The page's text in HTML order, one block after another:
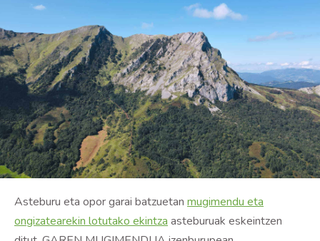
Asteburu eta opor garai batzuetan mugimendu eta
ongizatearekin lotutako ekintza asteburuak eskeintzen